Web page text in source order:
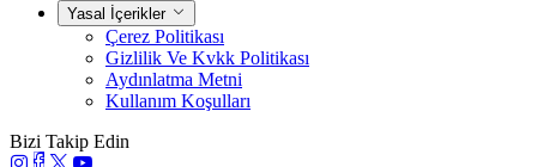
Yasal İçerikler
Çerez Politikası
Gizlilik Ve Kvkk Politikası
Aydınlatma Metni
Kullanım Koşulları
Bizi Takip Edin